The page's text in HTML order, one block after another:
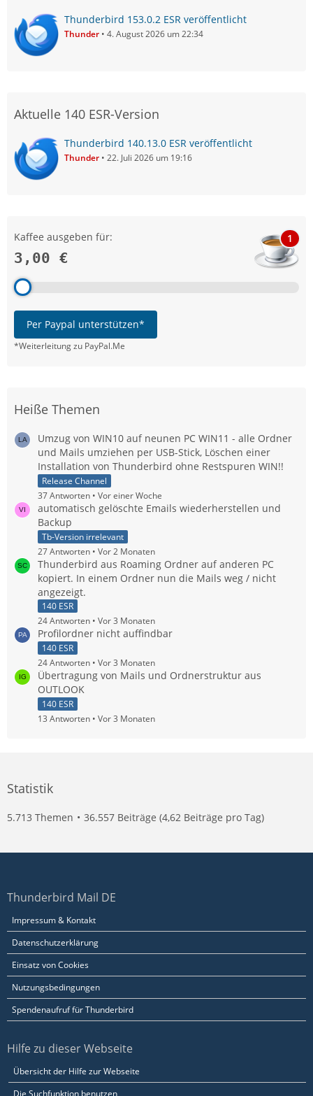
Thunderbird 153.0.2 ESR veröffentlicht
Thunder 4. August 2026 um 22:34
Aktuelle 140 ESR-Version
Thunderbird 140.13.0 ESR veröffentlicht
Thunder 22. Juli 2026 um 19:16
Kaffee ausgeben für:
3,00 €
1
Per Paypal unterstützen*
*Weiterleitung zu PayPal.Me
Heiße Themen
Umzug von WIN10 auf neunen PC WIN11 - alle Ordner
und Mails umziehen per USB-Stick, Löschen einer
Installation von Thunderbird ohne Restspuren WIN!!
Release Channel
37 Antworten
Vor einer Woche
automatisch gelöschte Emails wiederherstellen und
Backup
Tb-Version irrelevant
27 Antworten
Vor 2 Monaten
Thunderbird aus Roaming Ordner auf anderen PC
kopiert. In einem Ordner nun die Mails weg / nicht
angezeigt.
140 ESR
24 Antworten
Vor 3 Monaten
Profilordner nicht auffindbar
140 ESR
24 Antworten
Vor 3 Monaten
Übertragung von Mails und Ordnerstruktur aus
OUTLOOK
140 ESR
13 Antworten
Vor 3 Monaten
Statistik
5.713 Themen 36.557 Beiträge (4,62 Beiträge pro Tag)
Thunderbird Mail DE
Impressum & Kontakt
Datenschutzerklärung
Einsatz von Cookies
Nutzungsbedingungen
Spendenaufruf für Thunderbird
Hilfe zu dieser Webseite
Übersicht der Hilfe zur Webseite
Die Suchfunktion benutzen